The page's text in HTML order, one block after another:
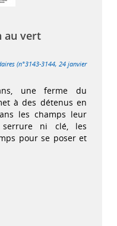
au vert
(n°3143-3144, 24 janvier
une ferme du
à des détenus en
les champs leur
serrure ni clé, les
pour se poser et